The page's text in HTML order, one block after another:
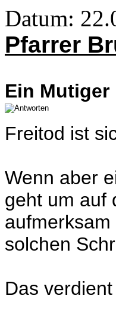
Datum:
Pfarrer
Ein Mutiger
Freitod ist
Wenn aber
geht um auf
solchen
Das